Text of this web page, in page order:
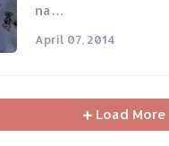
na…
April 07, 2014
Load More